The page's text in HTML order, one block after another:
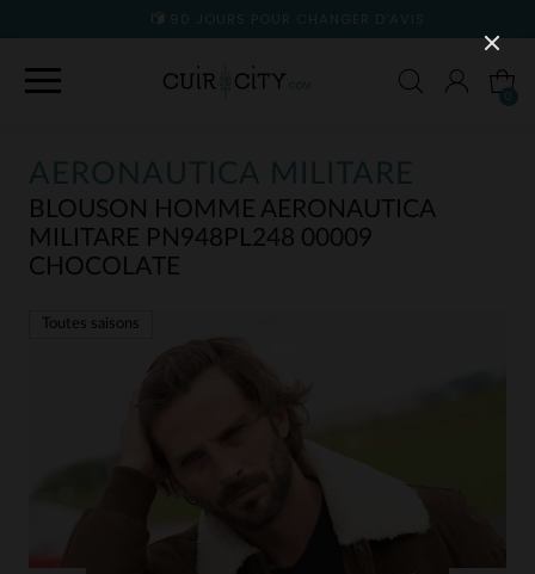
90 JOURS POUR CHANGER D'AVIS
AERONAUTICA MILITARE
BLOUSON HOMME AERONAUTICA
MILITARE PN948PL248 00009
CHOCOLATE
Toutes saisons